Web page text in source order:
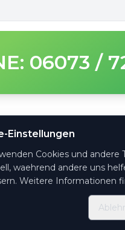
06073 /
es
Einstellungen
Cookies und andere
waehrend andere uns
Weitere Informationen